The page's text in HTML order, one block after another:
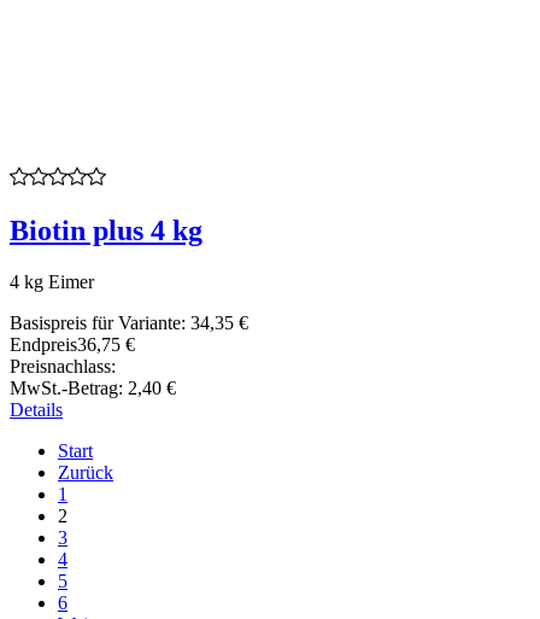
Biotin plus 4 kg
4 kg Eimer
Basispreis für Variante: 34,35 €
Endpreis36,75 €
Preisnachlass:
MwSt.-Betrag: 2,40 €
Details
Start
Zurück
1
2
3
4
5
6